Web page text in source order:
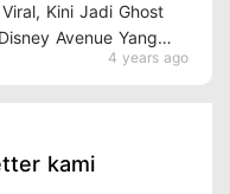
4 years ago
Kini Jadi Ghost
Avenue Yang
kami